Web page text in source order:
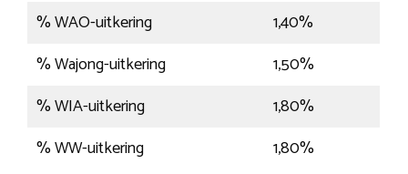
% WAO-uitkering
1,40%
% Wajong-uitkering
1,50%
% WIA-uitkering
1,80%
% WW-uitkering
1,80%